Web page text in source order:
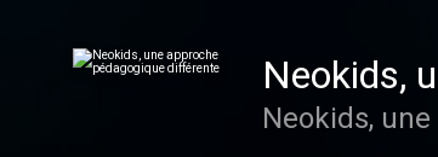
Neokids,
Neokids,